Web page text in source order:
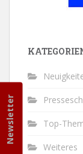
Top-
Weiteres
Newsletter